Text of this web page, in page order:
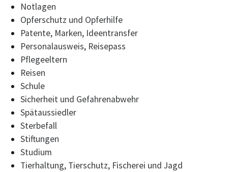
Notlagen
Opferschutz und Opferhilfe
Patente, Marken, Ideentransfer
Personalausweis, Reisepass
Pflegeeltern
Reisen
Schule
Sicherheit und Gefahrenabwehr
Spätaussiedler
Sterbefall
Stiftungen
Studium
Tierhaltung, Tierschutz, Fischerei und Jagd